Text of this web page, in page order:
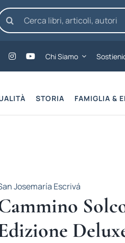
Chi Siamo
STORIA FAMIGLIA &
Josemaría Escrivá